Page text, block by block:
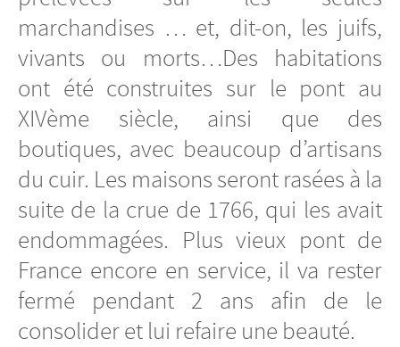
marchandises … et, dit-on, les juifs,
vivants ou morts…Des habitations
ont été construites sur le pont au
XIVème siècle, ainsi que des
boutiques, avec beaucoup d’artisans
du cuir. Les maisons seront rasées à la
suite de la crue de 1766, qui les avait
endommagées. Plus vieux pont de
France encore en service, il va rester
fermé pendant 2 ans afin de le
consolider et lui refaire une beauté.